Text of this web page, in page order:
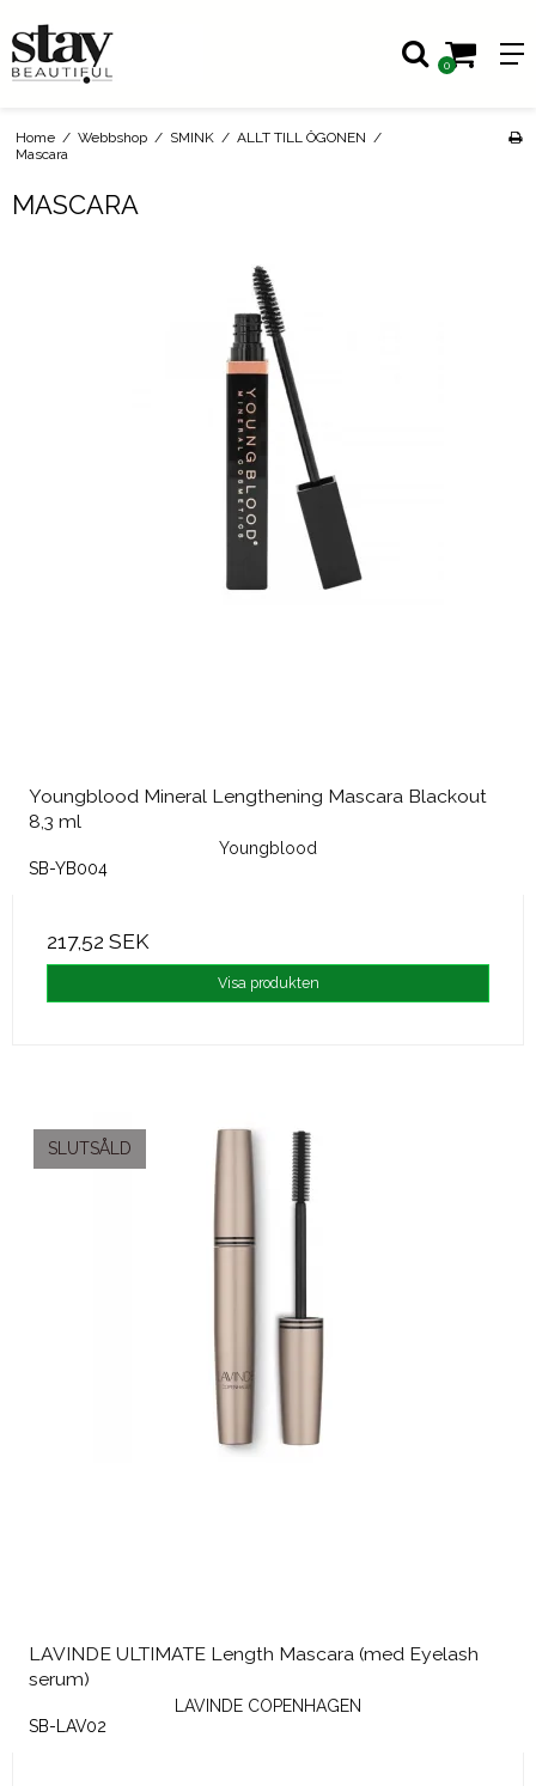
0
Home / Webbshop / SMINK / ALLT TILL ÖGONEN /
Mascara
MASCARA
Youngblood Mineral Lengthening Mascara Blackout
8,3 ml
Youngblood
SB-YB004
217,52 SEK
Visa produkten
SLUTSÅLD
LAVINDE ULTIMATE Length Mascara (med Eyelash
serum)
LAVINDE COPENHAGEN
SB-LAV02